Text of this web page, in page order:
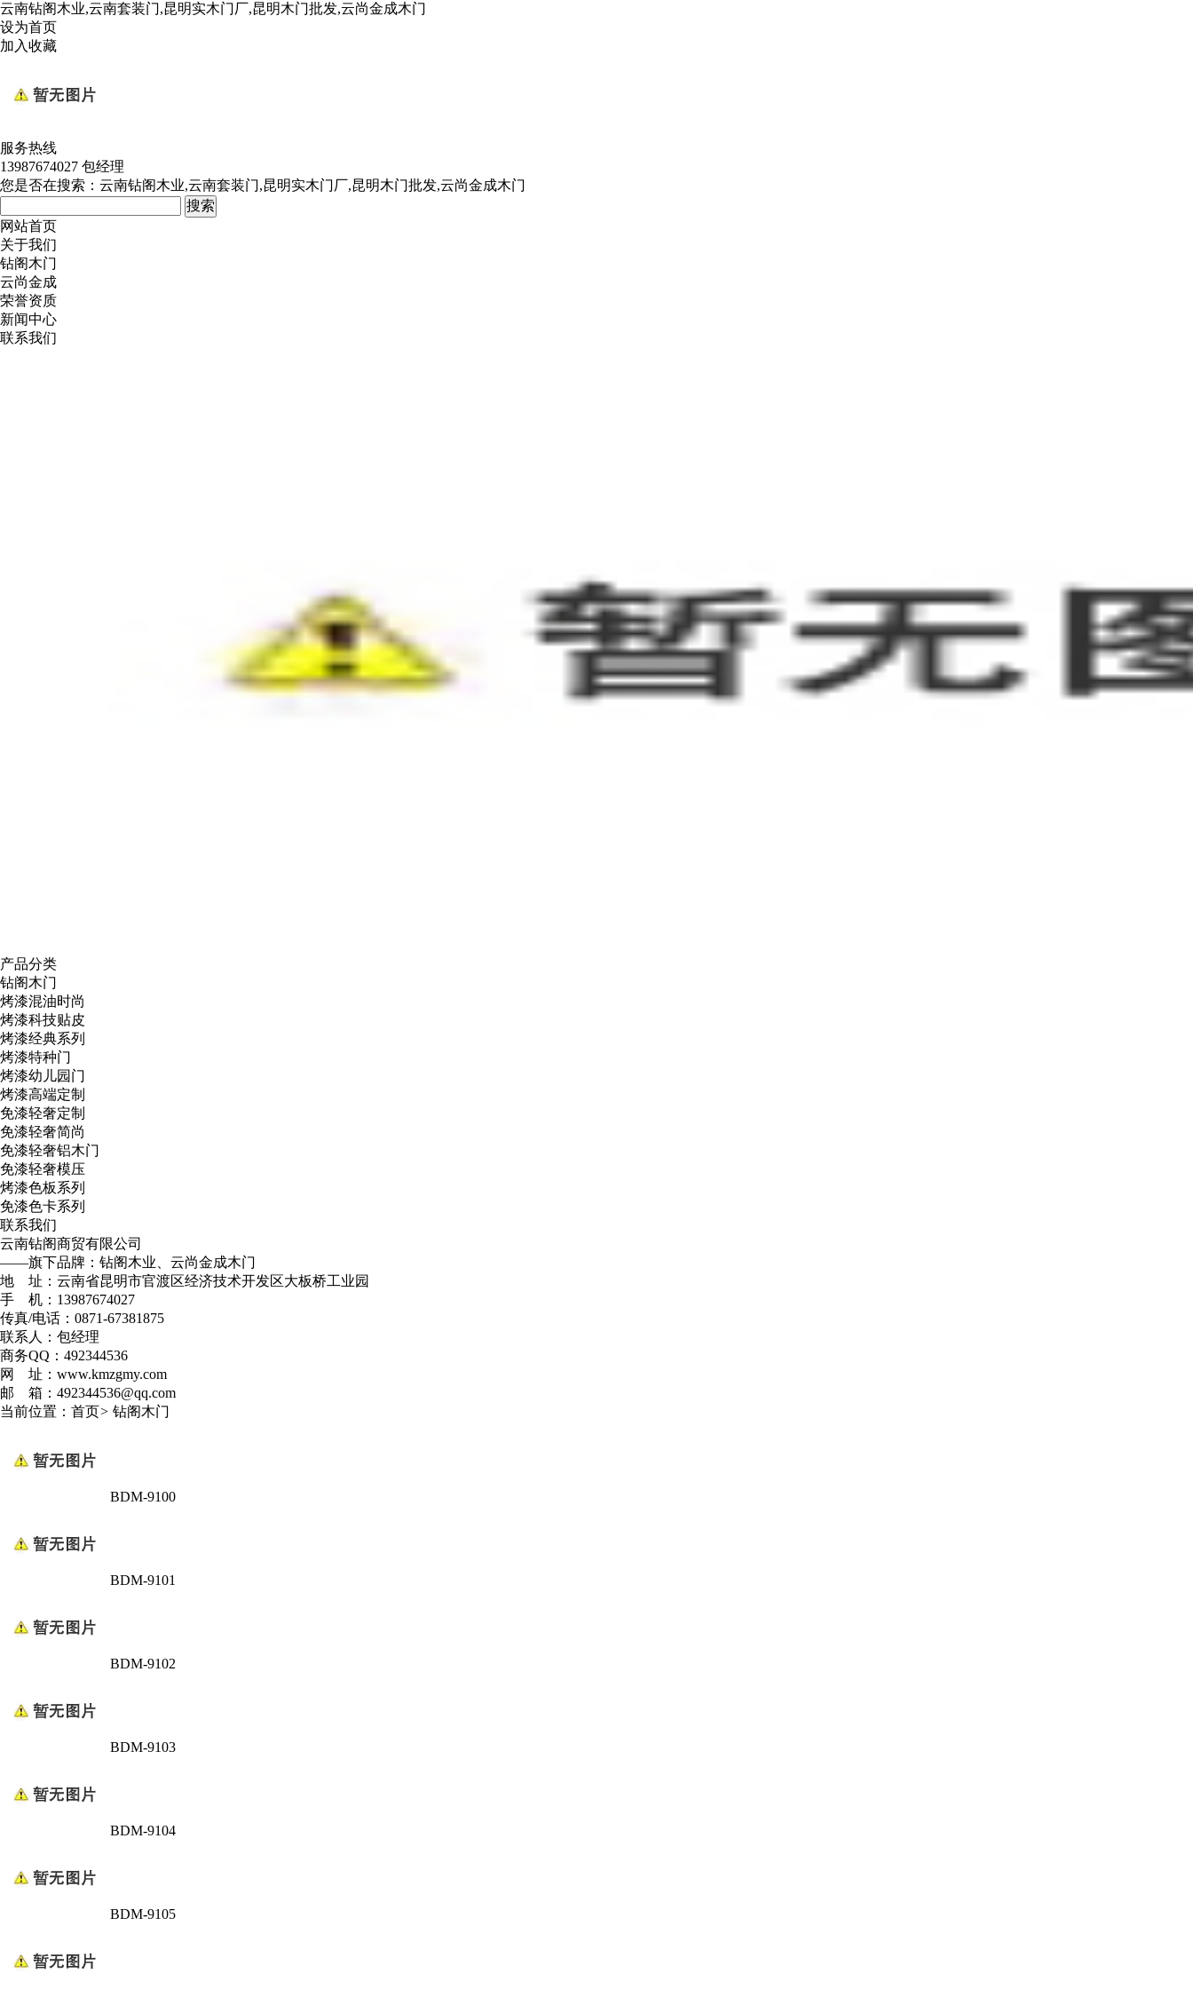
云南钻阁木业,云南套装门,昆明实木门厂,昆明木门批发,云尚金成木门
设为首页
加入收藏
服务热线
13987674027 包经理
您是否在搜索： 云南钻阁木业,云南套装门,昆明实木门厂,昆明木门批发,云尚金成木门
网站首页
关于我们
钻阁木门
云尚金成
荣誉资质
新闻中心
联系我们
产品分类
钻阁木门
烤漆混油时尚
烤漆科技贴皮
烤漆经典系列
烤漆特种门
烤漆幼儿园门
烤漆高端定制
免漆轻奢定制
免漆轻奢简尚
免漆轻奢铝木门
免漆轻奢模压
烤漆色板系列
免漆色卡系列
联系我们
云南钻阁商贸有限公司
——旗下品牌：钻阁木业、云尚金成木门
地 址：云南省昆明市官渡区经济技术开发区大板桥工业园
手 机：13987674027
传真/电话：0871-67381875
联系人：包经理
商务QQ：492344536
网 址：www.kmzgmy.com
邮 箱：492344536@qq.com
当前位置： 首页> 钻阁木门
BDM-9100
BDM-9101
BDM-9102
BDM-9103
BDM-9104
BDM-9105